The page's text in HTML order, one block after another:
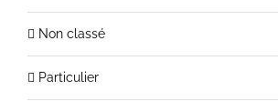
Non classé
Particulier